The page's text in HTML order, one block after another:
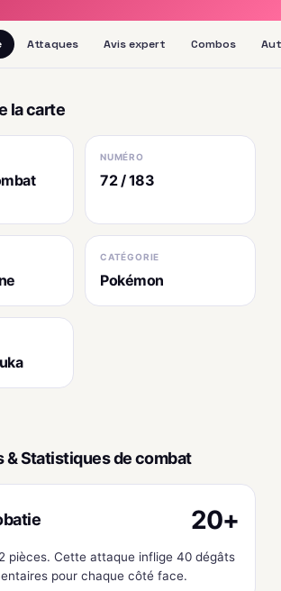
Attaques Avis expert Combos
la carte
NUMÉRO
72 / 183
CATÉGORIE
Pokémon
& Statistiques de combat
20+
pièces. Cette attaque inflige 40 dégâts
pour chaque côté face.